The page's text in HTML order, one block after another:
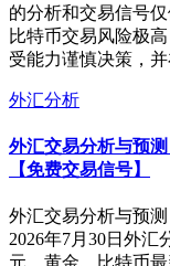
的分析和交易信号
比特币交易风险极
受能力谨慎决策，
外汇分析
外汇交易分析与预
【免费交易信号】
外汇交易分析与预
2026年7月30日外汇